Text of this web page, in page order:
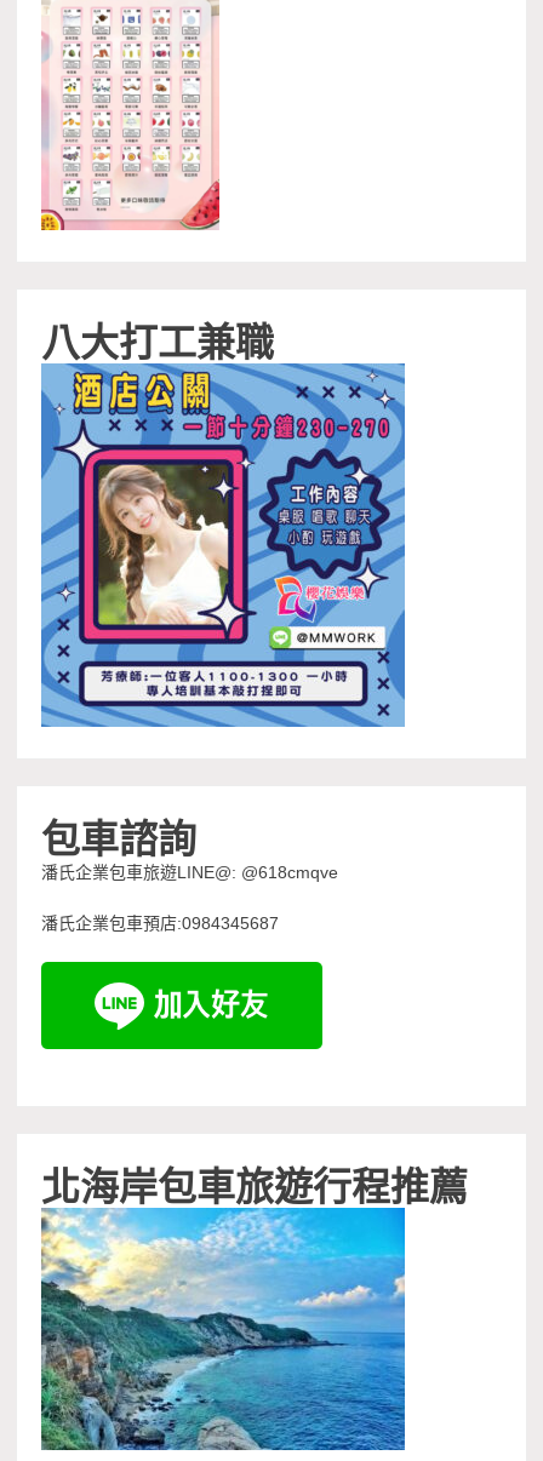
八大打工兼職
包車諮詢
潘氏企業包車旅遊LINE@: @618cmqve
潘氏企業包車預店:0984345687
北海岸包車旅遊行程推薦